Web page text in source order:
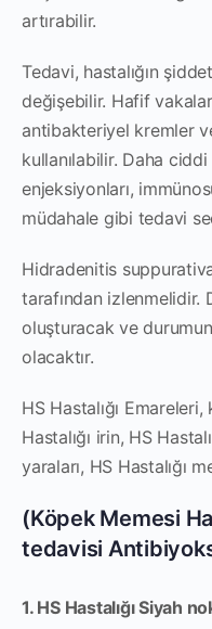
artırabilir.
Tedavi, hastalığın
değişebilir. Hafif
antibakteriyel kremler
kullanılabilir. Daha
enjeksiyonları,
müdahale gibi tedavi
Hidradenitis
tarafından izlenmelidir.
oluşturacak ve
olacaktır.
HS Hastalığı
Hastalığı irin, HS
yaraları, HS Hastalığı
(Köpek Memesi
tedavisi
1. HS Hastalığı Siyah